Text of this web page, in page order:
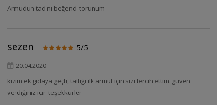
Armudun tadını beğendi torunum
sezen 5/5
20.04.2020
kızım ek gıdaya geçti, tattığı ilk armut için sizi tercih ettim. güven
verdiğiniz için teşekkürler